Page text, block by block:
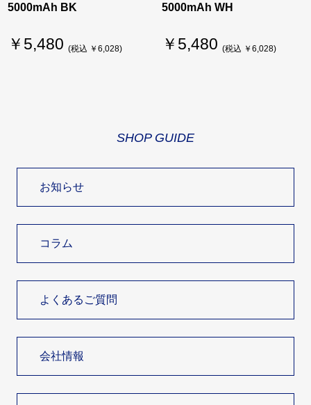
5000mAh BK
￥5,480 (税込 ￥6,028)
5000mAh WH
￥5,480 (税込 ￥6,028)
SHOP GUIDE
お知らせ
コラム
よくあるご質問
会社情報